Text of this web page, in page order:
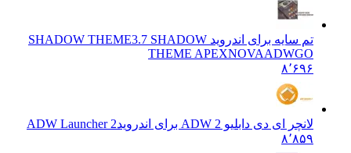
تم سایه برای اندروید SHADOW THEME 3.7 SHADOW
THEME APEXNOVAADWGO
۸٬۶۹۶
لانچر ای دی دابلیو ADW 2 برای اندروید
ADW Launcher 2
۸٬۸۵۹